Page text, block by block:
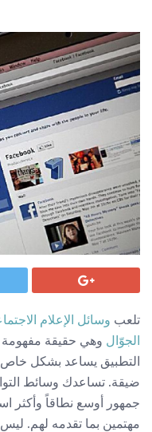
تلعب وسائل الإعلام
الجوّال وهي حقيقة مفهومة
التطبيق يساعد بشكل خاص
ضيقة. تساعدك وسائط
جمهور أوسع نطاقاً وأكثر
مهتمين بما تقدمه لهم.